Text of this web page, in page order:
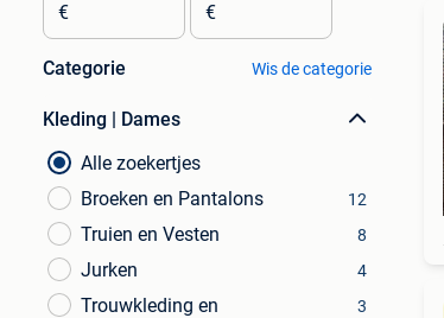
€ €
Categorie Wis de categorie
Kleding | Dames
Alle zoekertjes
Broeken en Pantalons
12
Truien en Vesten 8
Jurken 4
Trouwkleding en
3